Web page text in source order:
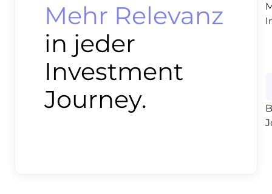
Mehr Relevanz
in jeder
Investment
Journey.